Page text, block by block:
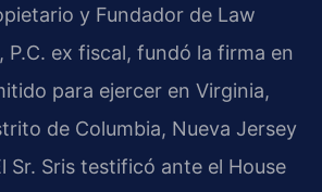
y Fundador de Law
P.C. ex fiscal, fundó la firma en
para ejercer en Virginia,
de Columbia, Nueva Jersey
Sr. Sris testificó ante el House